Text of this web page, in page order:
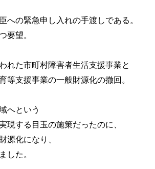
の緊急申し入れの手渡しである。
望。
た市町村障害者生活支援事業と
支援事業の一般財源化の撤回。
という
する目玉の施策だったのに、
化になり、
た。